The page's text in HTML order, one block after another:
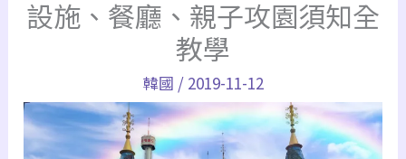
設施、餐廳、親子攻園須知全
教學
韓國 / 2019-11-12